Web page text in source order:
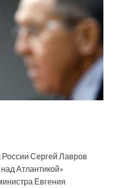
Сергей Лавров
Атлантикой»
Евгения